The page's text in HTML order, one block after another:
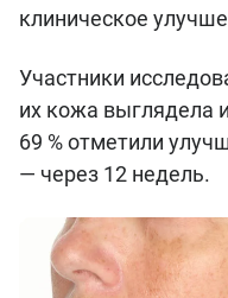
клиническое
Участники
их кожа выглядела
69 % отметили
— через 12 недель.